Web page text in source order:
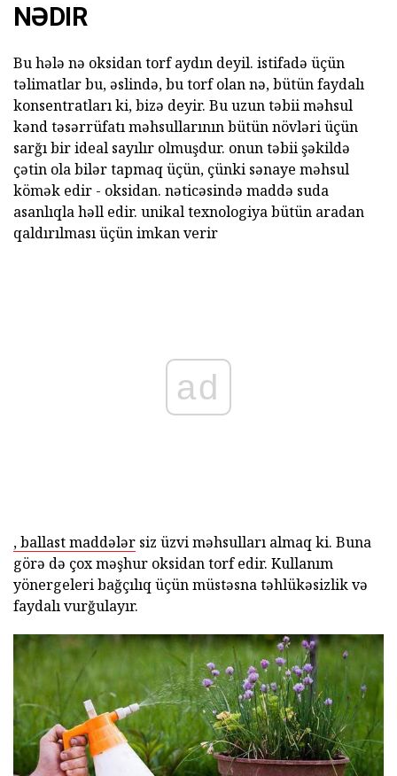
NƏDIR
Bu hələ nə oksidan torf aydın deyil. istifadə üçün
təlimatlar bu, əslində, bu torf olan nə, bütün faydalı
konsentratları ki, bizə deyir. Bu uzun təbii məhsul
kənd təsərrüfatı məhsullarının bütün növləri üçün
sarğı bir ideal sayılır olmuşdur. onun təbii şəkildə
çətin ola bilər tapmaq üçün, çünki sənaye məhsul
kömək edir - oksidan. nəticəsində maddə suda
asanlıqla həll edir. unikal texnologiya bütün aradan
qaldırılması üçün imkan verir
ad
, ballast maddələr siz üzvi məhsulları almaq ki. Buna
görə də çox məşhur oksidan torf edir. Kullanım
yönergeleri bağçılıq üçün müstəsna təhlükəsizlik və
faydalı vurğulayır.